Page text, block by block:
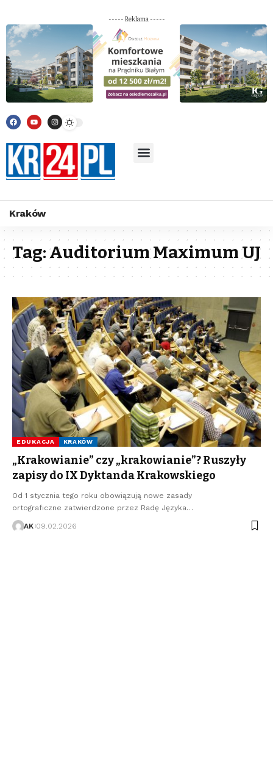
----- Reklama -----
Kraków
Tag:Auditorium Maximum UJ
EDUKACJA KRAKÓW
„Krakowianie” czy „krakowianie”? Ruszyły
zapisy do IX Dyktanda Krakowskiego
Od 1 stycznia tego roku obowiązują nowe zasady
ortograficzne zatwierdzone przez Radę Języka…
AK 09.02.2026